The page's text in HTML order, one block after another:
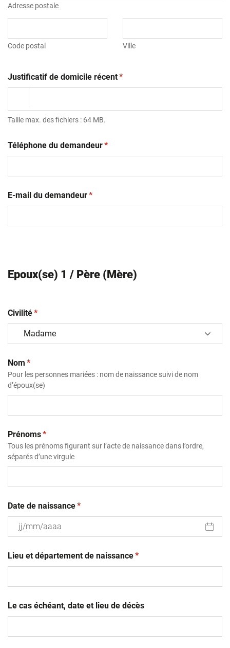
Adresse postale
Code postal Ville
Justificatif de domicile récent(obligatoire)
*
Taille max. des fichiers : 64 MB.
Téléphone du demandeur(obligatoire)
*
E-mail du demandeur(obligatoire)
*
Epoux(se) 1 / Père (Mère)
Civilité(obligatoire)
*
Nom (obligatoire)
*
Pour les personnes mariées : nom de naissance suivi de nom
d’époux(se)
Prénoms(obligatoire)
*
Tous les prénoms figurant sur l’acte de naissance dans l’ordre,
séparés d’une virgule
Date de naissance(obligatoire)
*
slash
MM
Lieu et département de naissance(obligatoire)
*
Le cas échéant, date et lieu de décès